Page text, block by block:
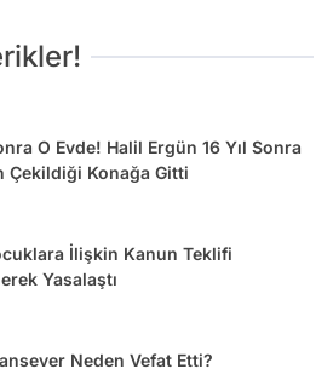
O Evde! Halil Ergün 16 Yıl Sonra
Çekildiği Konağa Gitti
İlişkin Kanun Teklifi
Yasalaştı
Neden Vefat Etti?